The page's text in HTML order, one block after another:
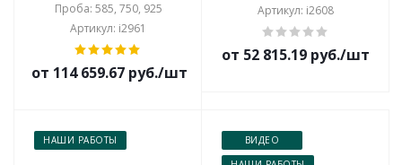
Проба: 585, 750, 925
Артикул: i2961
от 114 659.67 руб./шт
Артикул: i2608
от 52 815.19 руб./шт
НАШИ РАБОТЫ
ВИДЕО